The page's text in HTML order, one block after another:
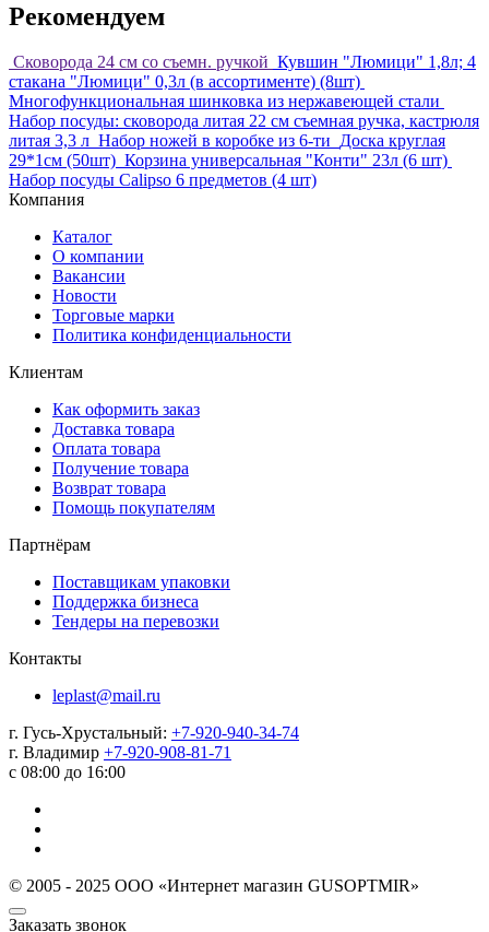
Рекомендуем
Сковорода 24 см со съемн. ручкой Кувшин "Люмици" 1,8л; 4
стакана "Люмици" 0,3л (в ассортименте) (8шт)
Многофункциональная шинковка из нержавеющей стали
Набор посуды: сковорода литая 22 см съемная ручка, кастрюля
литая 3,3 л Набор ножей в коробке из 6-ти Доска круглая
29*1см (50шт) Корзина универсальная "Конти" 23л (6 шт)
Набор посуды Calipso 6 предметов (4 шт)
Компания
Каталог
О компании
Вакансии
Новости
Торговые марки
Политика конфиденциальности
Клиентам
Как оформить заказ
Доставка товара
Оплата товара
Получение товара
Возврат товара
Помощь покупателям
Партнёрам
Поставщикам упаковки
Поддержка бизнеса
Тендеры на перевозки
Контакты
leplast@mail.ru
г. Гусь-Хрустальный: +7-920-940-34-74
г. Владимир +7-920-908-81-71
с 08:00 до 16:00
© 2005 - 2025 ООО «Интернет магазин GUSOPTMIR»
Заказать звонок